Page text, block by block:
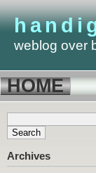
weblog over
HOME
Archives